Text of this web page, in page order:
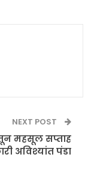
NEXT POST
महसूल सप्ताह
अविश्यांत पंडा